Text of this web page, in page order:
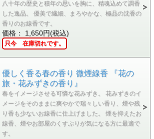
八十年の歴史と積年の思いを胸に、精魂込めて調香
した逸品。 優美で繊細、まろやかな、極品の沈香の
香りのお線香です。
価格： 1,650円(税込)
只今 在庫切れです。
優しく香る春の香り 微煙線香 『花の
旅・花みずきの香り』
春をイメージさせる可憐な花みずき。 花みずきのイ
メージをそのままに爽やかで瑞々しい香り、煙や残
り香も少ないお線香に仕上げました。 煙を抑えたお
線香、煙やお部屋のくすぶりが気になる方に最適で
す。